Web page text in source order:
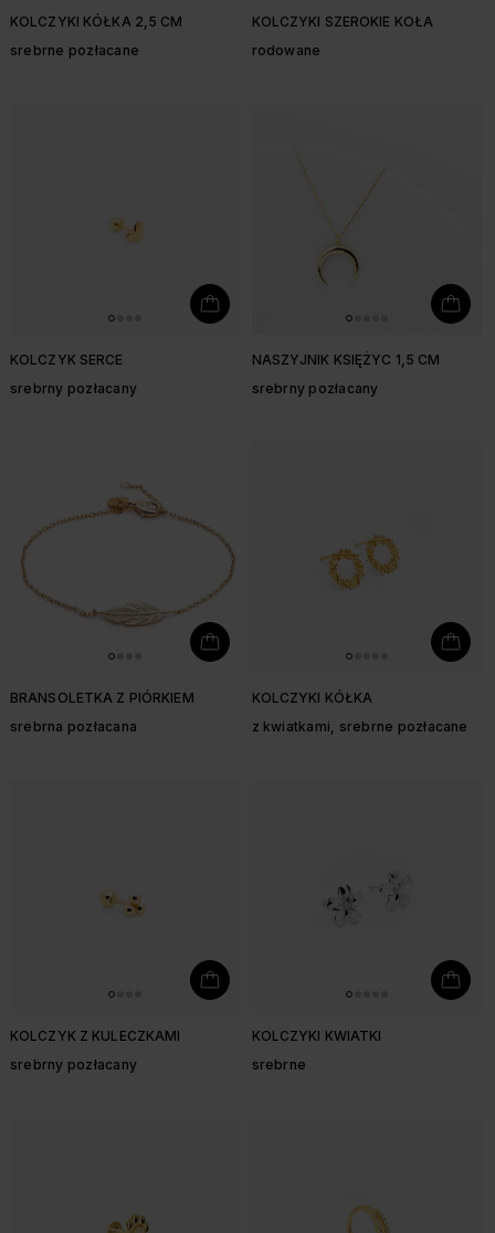
KOLCZYKI KÓŁKA 2,5 CM
srebrne pozłacane
KOLCZYKI SZEROKIE KOŁA
rodowane
KOLCZYK SERCE
srebrny pozłacany
NASZYJNIK KSIĘŻYC 1,5 CM
srebrny pozłacany
BRANSOLETKA Z PIÓRKIEM
srebrna pozłacana
KOLCZYKI KÓŁKA
z kwiatkami, srebrne pozłacane
KOLCZYK Z KULECZKAMI
srebrny pozłacany
KOLCZYKI KWIATKI
srebrne